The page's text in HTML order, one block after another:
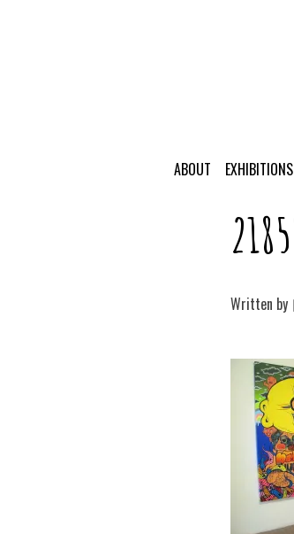
ABOUT EXHIBITIONS
Written by